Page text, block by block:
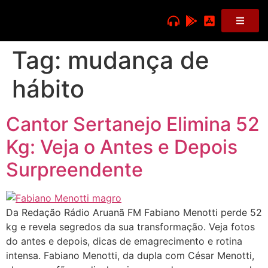
Tag: mudança de
hábito
Cantor Sertanejo Elimina 52
Kg: Veja o Antes e Depois
Surpreendente
Da Redação Rádio Aruanã FM Fabiano Menotti perde 52
kg e revela segredos da sua transformação. Veja fotos
do antes e depois, dicas de emagrecimento e rotina
intensa. Fabiano Menotti, da dupla com César Menotti,